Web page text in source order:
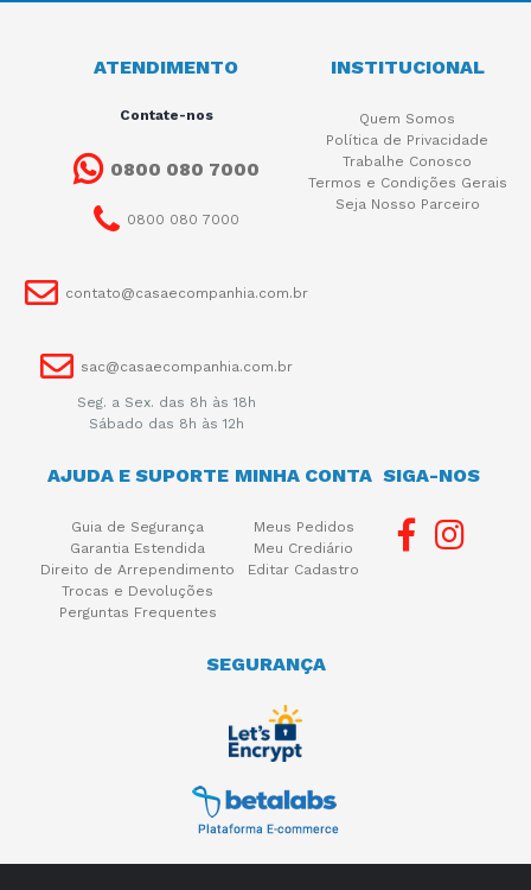
ATENDIMENTO
Contate-nos
0800 080 7000
0800 080 7000
contato@casaecompanhia.com.br
sac@casaecompanhia.com.br
Seg. a Sex. das 8h às 18h
Sábado das 8h às 12h
INSTITUCIONAL
Quem Somos
Política de Privacidade
Trabalhe Conosco
Termos e Condições Gerais
Seja Nosso Parceiro
AJUDA E SUPORTE
Guia de Segurança
Garantia Estendida
Direito de Arrependimento
Trocas e Devoluções
Perguntas Frequentes
MINHA CONTA
Meus Pedidos
Meu Crediário
Editar Cadastro
SIGA-NOS
SEGURANÇA